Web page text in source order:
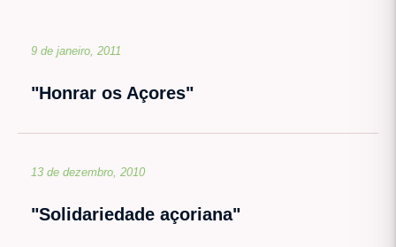
9 de janeiro, 2011
"Honrar os Açores"
13 de dezembro, 2010
"Solidariedade açoriana"